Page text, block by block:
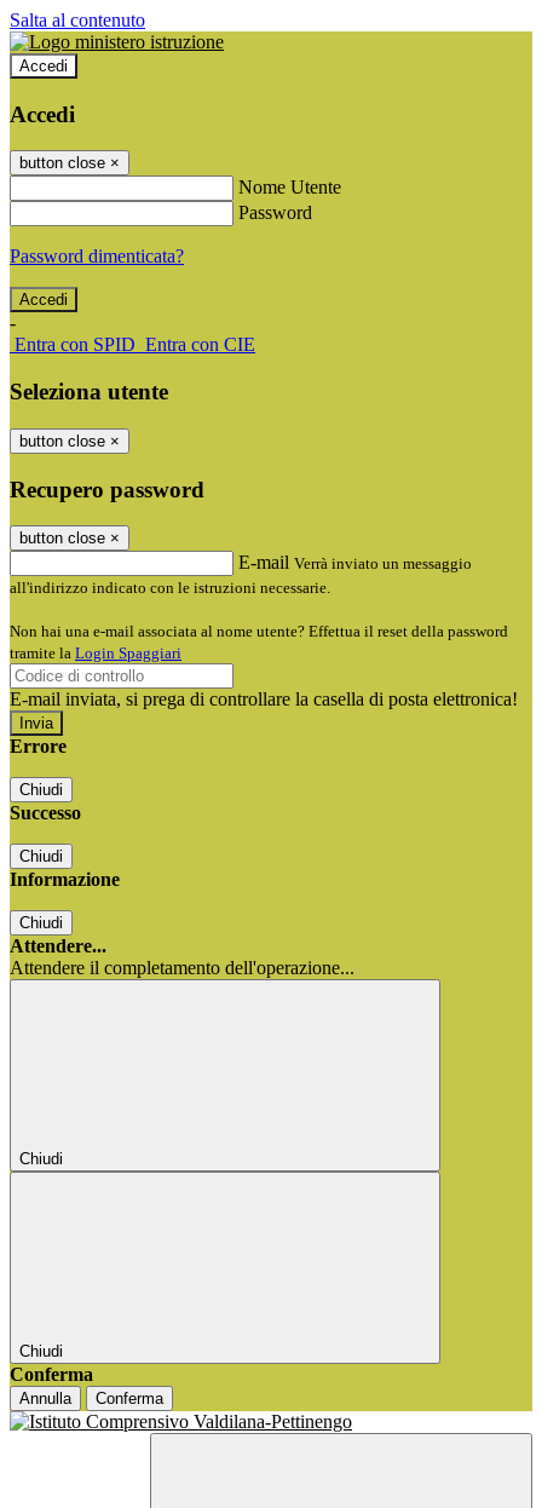
Salta al contenuto
Accedi
Accedi
button close ×
Nome Utente
Password
Password dimenticata?
-
Entra con SPID Entra con CIE
Seleziona utente
button close ×
Recupero password
button close ×
E-mail Verrà inviato un messaggio
all'indirizzo indicato con le istruzioni necessarie.
Non hai una e-mail associata al nome utente? Effettua il reset della password
tramite la Login Spaggiari
E-mail inviata, si prega di controllare la casella di posta elettronica!
Errore
Chiudi
Successo
Chiudi
Informazione
Chiudi
Attendere...
Attendere il completamento dell'operazione...
Chiudi
Chiudi
Conferma
Annulla Conferma